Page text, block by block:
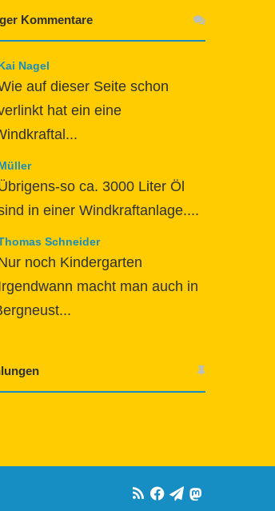
Kommentare
Nagel
auf dieser Seite schon
hat ein eine
so ca. 3000 Liter Öl
in einer Windkraftanlage....
Schneider
noch Kindergarten
macht man auch in
RSSFacebook
Telegram